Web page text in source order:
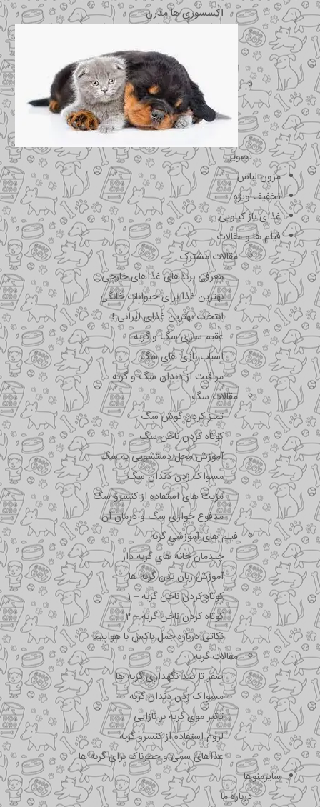
اکسسوری ها مدرن
تصویر
مزون لباس
تخفیف ویژه
غذای باز کیلویی
فیلم ها و مقالات
مقالات مشترک
معرفی برندهای غذاهای خارجی
بهترین غذا برای حیوانات خانگی
انتخاب بهترین غذای ایرانی !
عقیم سازی سگ و گربه
اسباب بازی های سگ
مراقبت از دندان سگ و گربه
مقالات سگ
تمیز کردن گوش سگ
کوتاه کردن ناخن سگ
آموزش محل دستشویی به سگ
مسواک زدن دندان سگ
مزیت های استفاده از کنسرو سگ
مدفوع خواری سگ و درمان آن
فیلم های آموزشی گربه
چیدمان خانه های گربه دار
آموزش زبان بدن گربه ها
کوتاه کردن ناخن گربه – 1
کوتاه کردن ناخن گربه – 2
نکاتی درباره جمل باکس با هواپیما
مقالات گربه
صفر تا صد نگهداری گربه ها
مسواک زدن دندان گربه
تاثیر موی گربه بر نازایی
لزوم استفاده از کنسرو گربه
غذاهای سمی و خطرناک برای گربه ها
سایرمنوها
درباره ما